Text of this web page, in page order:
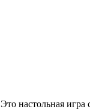
Это настольная